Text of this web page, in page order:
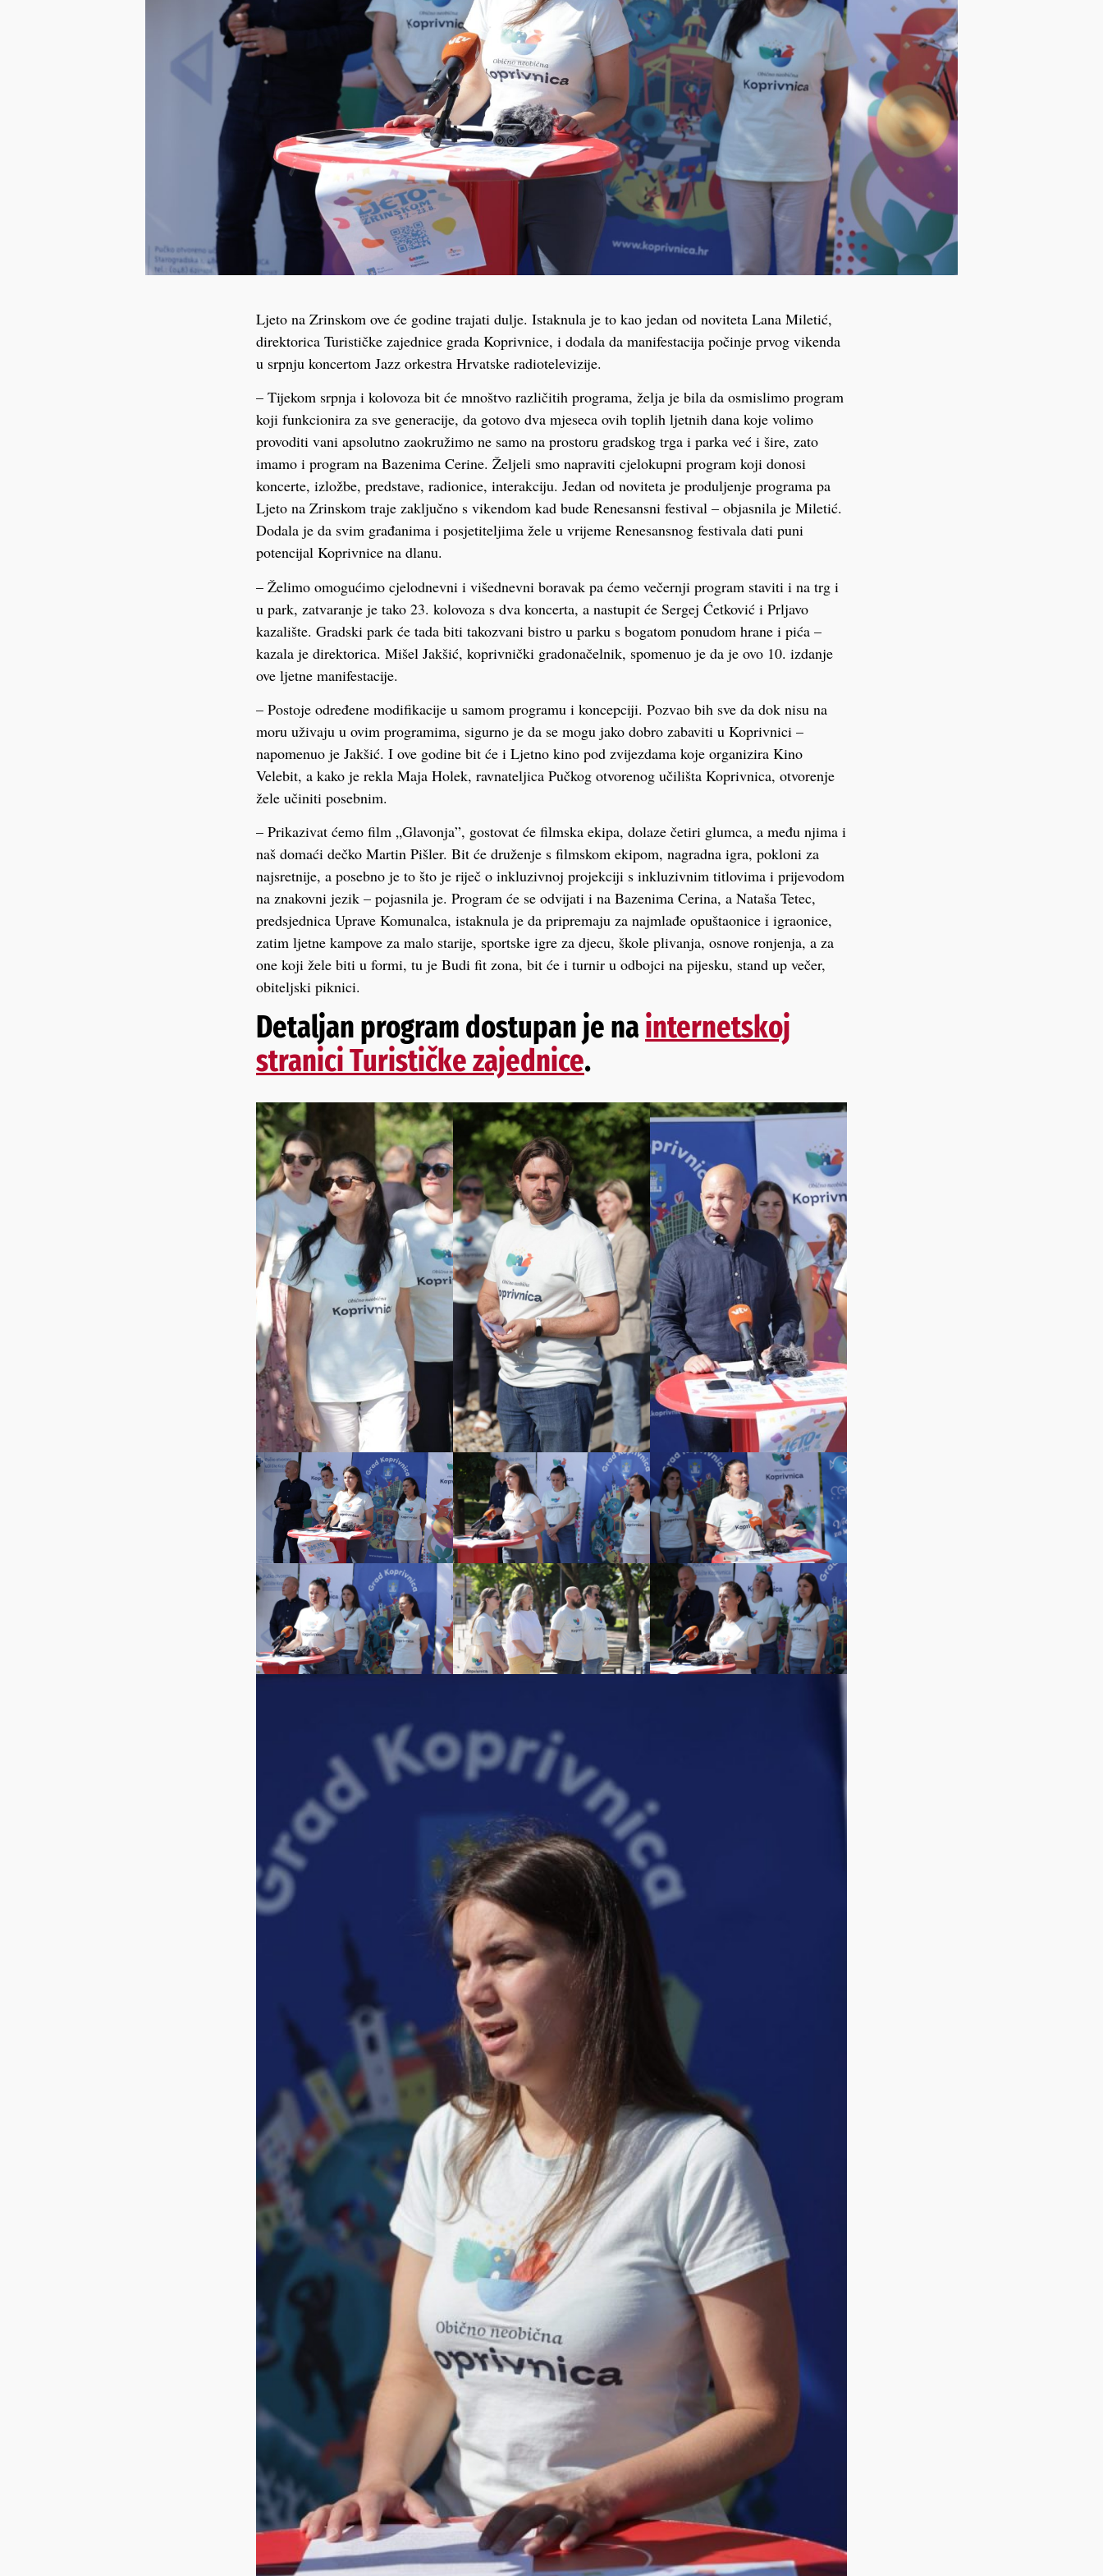
Ljeto na Zrinskom ove će godine trajati dulje. Istaknula je to kao jedan od noviteta Lana Miletić,
direktorica Turističke zajednice grada Koprivnice, i dodala da manifestacija počinje prvog vikenda
u srpnju koncertom Jazz orkestra Hrvatske radiotelevizije.
– Tijekom srpnja i kolovoza bit će mnoštvo različitih programa, želja je bila da osmislimo program
koji funkcionira za sve generacije, da gotovo dva mjeseca ovih toplih ljetnih dana koje volimo
provoditi vani apsolutno zaokružimo ne samo na prostoru gradskog trga i parka već i šire, zato
imamo i program na Bazenima Cerine. Željeli smo napraviti cjelokupni program koji donosi
koncerte, izložbe, predstave, radionice, interakciju. Jedan od noviteta je produljenje programa pa
Ljeto na Zrinskom traje zaključno s vikendom kad bude Renesansni festival – objasnila je Miletić.
Dodala je da svim građanima i posjetiteljima žele u vrijeme Renesansnog festivala dati puni
potencijal Koprivnice na dlanu.
– Želimo omogućimo cjelodnevni i višednevni boravak pa ćemo večernji program staviti i na trg i
u park, zatvaranje je tako 23. kolovoza s dva koncerta, a nastupit će Sergej Ćetković i Prljavo
kazalište. Gradski park će tada biti takozvani bistro u parku s bogatom ponudom hrane i pića –
kazala je direktorica. Mišel Jakšić, koprivnički gradonačelnik, spomenuo je da je ovo 10. izdanje
ove ljetne manifestacije.
– Postoje određene modifikacije u samom programu i koncepciji. Pozvao bih sve da dok nisu na
moru uživaju u ovim programima, sigurno je da se mogu jako dobro zabaviti u Koprivnici –
napomenuo je Jakšić. I ove godine bit će i Ljetno kino pod zvijezdama koje organizira Kino
Velebit, a kako je rekla Maja Holek, ravnateljica Pučkog otvorenog učilišta Koprivnica, otvorenje
žele učiniti posebnim.
– Prikazivat ćemo film „Glavonja”, gostovat će filmska ekipa, dolaze četiri glumca, a među njima i
naš domaći dečko Martin Pišler. Bit će druženje s filmskom ekipom, nagradna igra, pokloni za
najsretnije, a posebno je to što je riječ o inkluzivnoj projekciji s inkluzivnim titlovima i prijevodom
na znakovni jezik – pojasnila je. Program će se odvijati i na Bazenima Cerina, a Nataša Tetec,
predsjednica Uprave Komunalca, istaknula je da pripremaju za najmlađe opuštaonice i igraonice,
zatim ljetne kampove za malo starije, sportske igre za djecu, škole plivanja, osnove ronjenja, a za
one koji žele biti u formi, tu je Budi fit zona, bit će i turnir u odbojci na pijesku, stand up večer,
obiteljski piknici.
Detaljan program dostupan je nainternetskoj
stranici Turističke zajednice.